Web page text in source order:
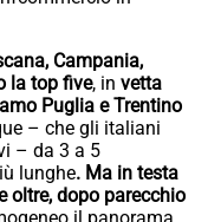
Campania,
la top five, in vetta
Puglia e Trentino
– che gli italiani
– da 3 a 5
lunghe. Ma in testa
oltre, dopo parecchio